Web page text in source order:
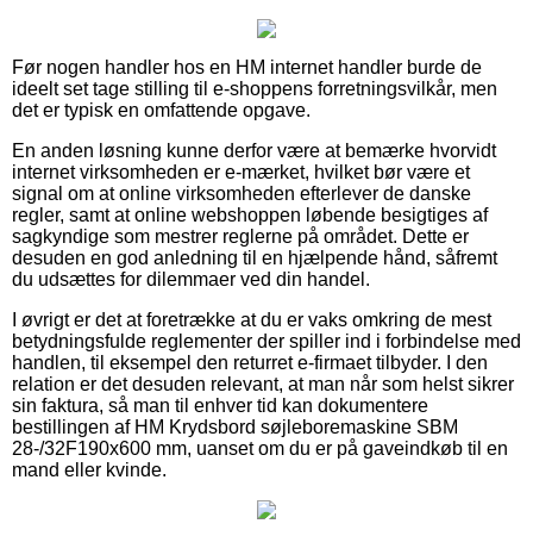
Før nogen handler hos en HM internet handler burde de
ideelt set tage stilling til e-shoppens forretningsvilkår, men
det er typisk en omfattende opgave.
En anden løsning kunne derfor være at bemærke hvorvidt
internet virksomheden er e-mærket, hvilket bør være et
signal om at online virksomheden efterlever de danske
regler, samt at online webshoppen løbende besigtiges af
sagkyndige som mestrer reglerne på området. Dette er
desuden en god anledning til en hjælpende hånd, såfremt
du udsættes for dilemmaer ved din handel.
I øvrigt er det at foretrække at du er vaks omkring de mest
betydningsfulde reglementer der spiller ind i forbindelse med
handlen, til eksempel den returret e-firmaet tilbyder. I den
relation er det desuden relevant, at man når som helst sikrer
sin faktura, så man til enhver tid kan dokumentere
bestillingen af HM Krydsbord søjleboremaskine SBM
28-/32F190x600 mm, uanset om du er på gaveindkøb til en
mand eller kvinde.